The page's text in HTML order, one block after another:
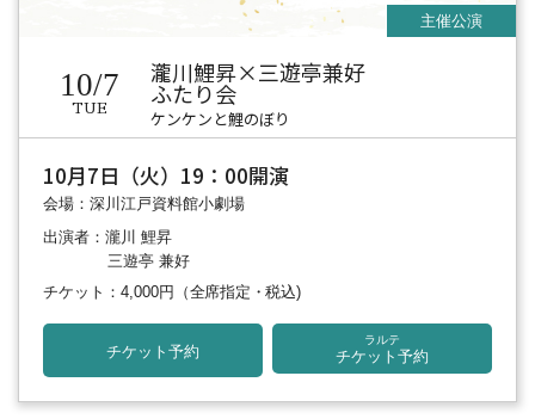
10/7
TUE
瀧川鯉昇×三遊亭兼好
ふたり会
ケンケンと鯉のぼり
10月7日（火）19：00開演
会場：深川江戸資料館小劇場
出演者：瀧川 鯉昇
三遊亭 兼好
チケット：4,000円
（全席指定・税込)
チケット予約
ラルテ
チケット予約